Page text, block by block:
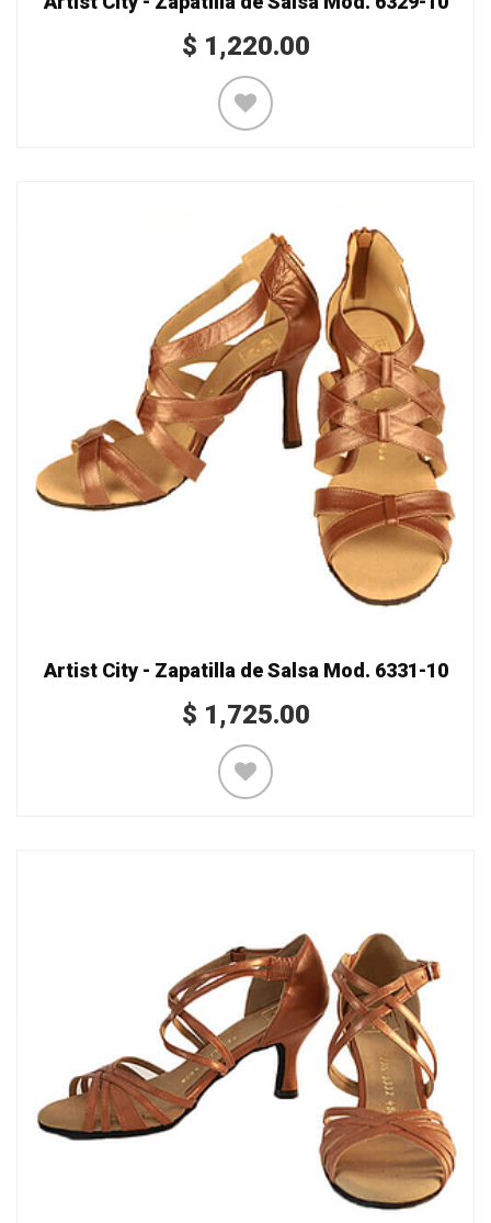
$ 1,220.00
Artist City - Zapatilla de Salsa Mod. 6331-10
$ 1,725.00